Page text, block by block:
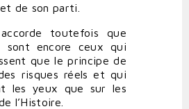
de son parti.
toutefois que
sont encore ceux qui
que le principe de
risques réels et qui
les yeux que sur les
l’Histoire.